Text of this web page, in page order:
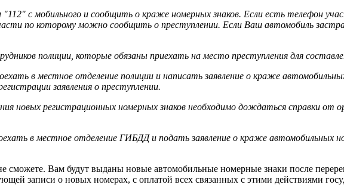
с мобильного и сообщить о краже номерных знаков. Если есть телефон
по которому можно сообщить о преступлении. Если Ваш автомобиль
полиции, которые обязаны приехать на место преступления для
в местное отделение полиции и написать заявление о краже
заявления о преступлении.
новых регистрационных номерных знаков необходимо дождаться справки
в местное отделение ГИБДД и подать заявление о краже автомобильных
сможете. Вам будут выданы новые автомобильные номерные знаки после
записи о новых номерах, с оплатой всех связанных с этими действиями